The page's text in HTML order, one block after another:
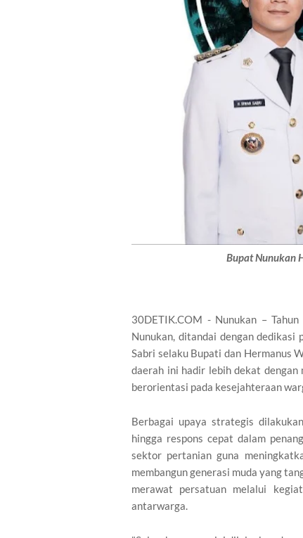
Bupat Nunukan
30DETIK.COM - Nunukan –
Nunukan, ditandai dengan dedikasi
Sabri selaku Bupati dan Hermanus
daerah ini hadir lebih dekat dengan
berorientasi pada kesejahteraan
Berbagai upaya strategis
hingga respons cepat dalam
sektor pertanian guna
membangun generasi muda yang
merawat persatuan melalui
antarwarga.